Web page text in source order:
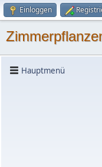
Einloggen
Hauptmenü